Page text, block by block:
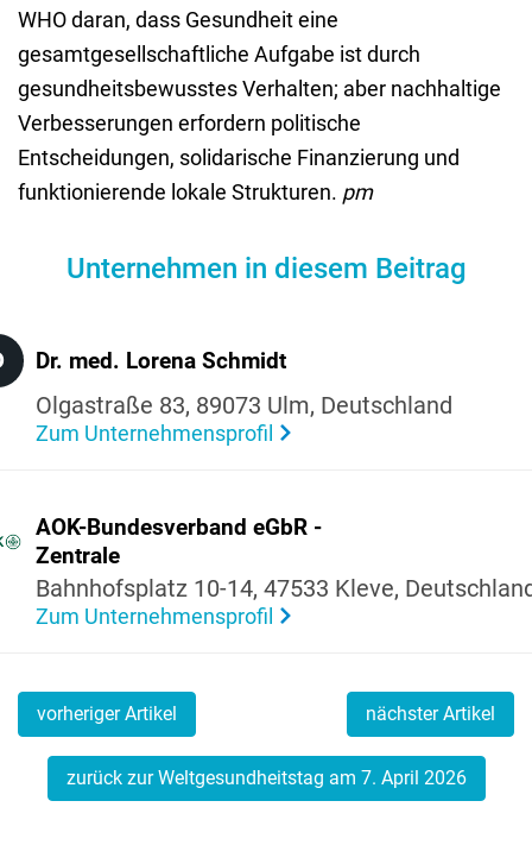
WHO daran, dass Gesundheit eine
gesamtgesellschaftliche Aufgabe ist durch
gesundheitsbewusstes Verhalten; aber nachhaltige
Verbesserungen erfordern politische
Entscheidungen, solidarische Finanzierung und
funktionierende lokale Strukturen. pm
Unternehmen in diesem Beitrag
Dr. med. Lorena Schmidt
Olgastraße 83, 89073 Ulm, Deutsch­land
Zum Unternehmensprofil
AOK-Bundes­ver­band eGbR -
Zentrale
Bahn­hofs­platz 10-14, 47533 Kleve,
Zum Unternehmensprofil
vorheriger Artikel nächster Artikel
zurück zur Weltgesundheitstag am 7. April 2026